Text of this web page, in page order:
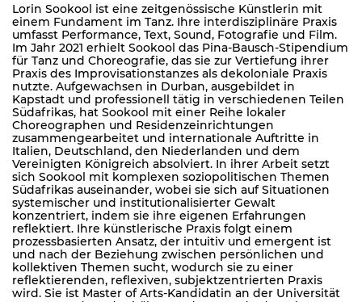
Lorin Sookool ist eine zeitgenössische Künstlerin mit
einem Fundament im Tanz. Ihre interdisziplinäre Praxis
umfasst Performance, Text, Sound, Fotografie und Film.
Im Jahr 2021 erhielt Sookool das Pina-Bausch-Stipendium
für Tanz und Choreografie, das sie zur Vertiefung ihrer
Praxis des Improvisationstanzes als dekoloniale Praxis
nutzte. Aufgewachsen in Durban, ausgebildet in
Kapstadt und professionell tätig in verschiedenen Teilen
Südafrikas, hat Sookool mit einer Reihe lokaler
Choreographen und Residenzeinrichtungen
zusammengearbeitet und internationale Auftritte in
Italien, Deutschland, den Niederlanden und dem
Vereinigten Königreich absolviert. In ihrer Arbeit setzt
sich Sookool mit komplexen soziopolitischen Themen
Südafrikas auseinander, wobei sie sich auf Situationen
systemischer und institutionalisierter Gewalt
konzentriert, indem sie ihre eigenen Erfahrungen
reflektiert. Ihre künstlerische Praxis folgt einem
prozessbasierten Ansatz, der intuitiv und emergent ist
und nach der Beziehung zwischen persönlichen und
kollektiven Themen sucht, wodurch sie zu einer
reflektierenden, reflexiven, subjektzentrierten Praxis
wird. Sie ist Master of Arts-Kandidatin an der Universität